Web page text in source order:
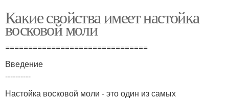
Какие свойства имеет настойка
восковой моли
===============================
Введение
----------
Настойка восковой моли - это один из самых